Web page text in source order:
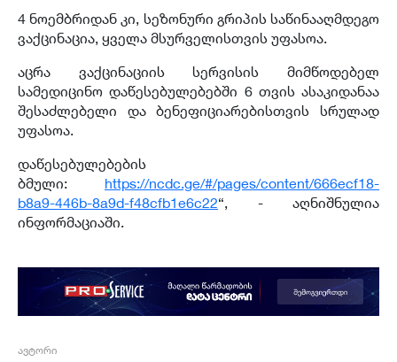
4 ნოემბრიდან კი, სეზონური გრიპის საწინააღმდეგო
ვაქცინაცია, ყველა მსურველისთვის უფასოა.
აცრა ვაქცინაციის სერვისის მიმწოდებელ
სამედიცინო დაწესებულებებში 6 თვის ასაკიდანაა
შესაძლებელი და ბენეფიციარებისთვის სრულად
უფასოა.
დაწესებულებების
ბმული: https://ncdc.ge/#/pages/content/666ecf18-
b8a9-446b-8a9d-f48cfb1e6c22“, - აღნიშნულია
ინფორმაციაში.
ავტორი